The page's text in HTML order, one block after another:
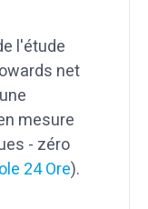
l'étude
net
mesure
- zéro
24 Ore).